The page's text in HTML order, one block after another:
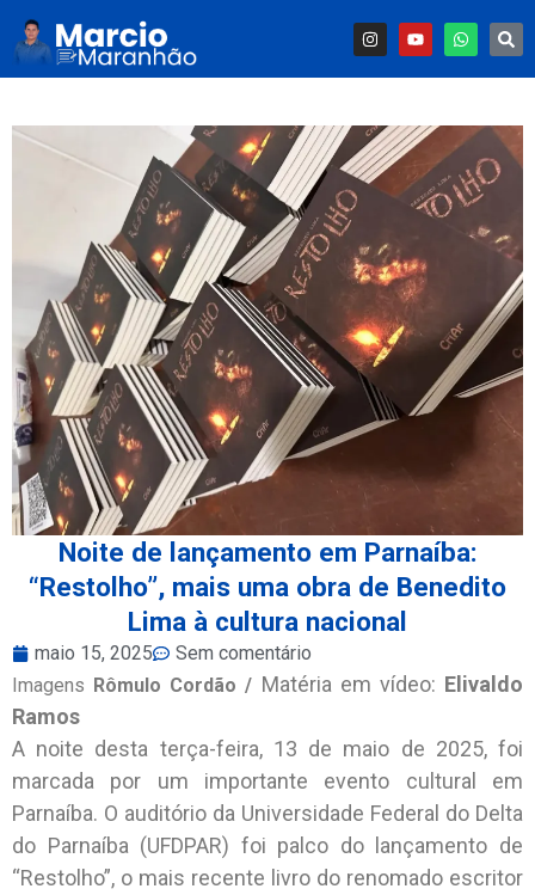
Noite de lançamento em Parnaíba:
“Restolho”, mais uma obra de Benedito
Lima à cultura nacional
maio 15, 2025
Sem comentário
Imagens Rômulo Cordão / Matéria em vídeo: Elivaldo
Ramos
A noite desta terça-feira, 13 de maio de 2025, foi
marcada por um importante evento cultural em
Parnaíba. O auditório da Universidade Federal do Delta
do Parnaíba (UFDPAR) foi palco do lançamento de
“Restolho”, o mais recente livro do renomado escritor